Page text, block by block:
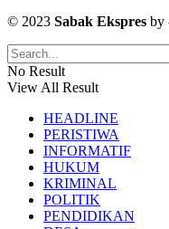
© 2023 Sabak Ekspres by
No Result
View All Result
HEADLINE
PERISTIWA
INFORMATIF
HUKUM
KRIMINAL
POLITIK
PENDIDIKAN